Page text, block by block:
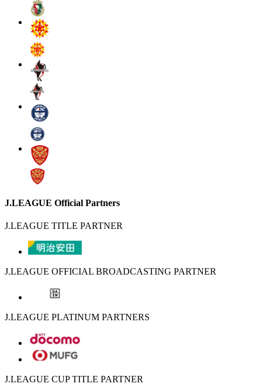
J.LEAGUE Official Partners
J.LEAGUE TITLE PARTNER
J.LEAGUE OFFICIAL BROADCASTING PARTNER
J.LEAGUE PLATINUM PARTNERS
J.LEAGUE CUP TITLE PARTNER